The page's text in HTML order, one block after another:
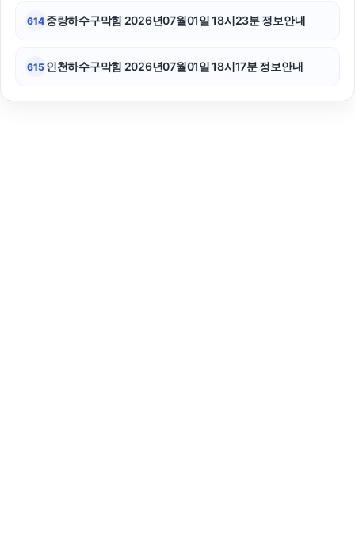
614 중랑하수구막힘 2026년07월01일 18시23분 정보안내
615 인천하수구막힘 2026년07월01일 18시17분 정보안내